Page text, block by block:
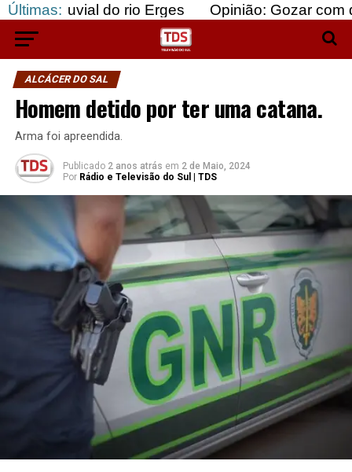
Últimas:
do rio Erges Opinião: Gozar com doentes e
ALCÁCER DO SAL
Homem detido por ter uma catana.
Arma foi apreendida.
Publicado 2 anos atrás em 2 de Maio, 2024
Por Rádio e Televisão do Sul | TDS